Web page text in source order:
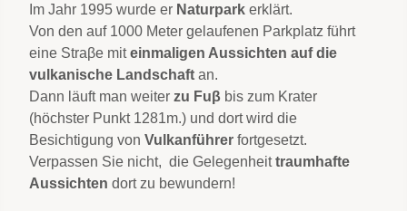
Im Jahr 1995 wurde er Naturpark erklärt.
Von den auf 1000 Meter gelaufenen Parkplatz führt
eine Straβe miteinmaligen Aussichten auf die
vulkanische Landschaft an.
Dann läuft man weiter zu Fuβ bis zum Krater
(höchster Punkt 1281m.) und dort wird die
Besichtigung von Vulkanführer fortgesetzt.
Verpassen Sie nicht, die Gelegenheittraumhafte
Aussichten dort zu bewundern!